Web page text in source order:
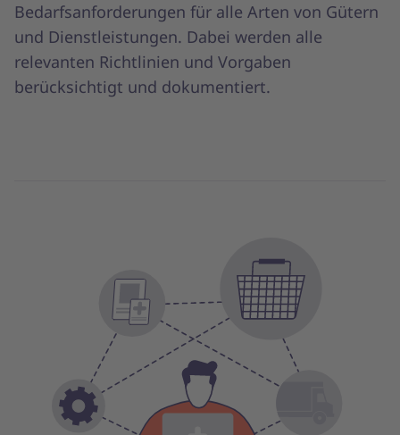
Bedarfsanforderungen für alle Arten von Gütern
und Dienstleistungen. Dabei werden alle
relevanten Richtlinien und Vorgaben
berücksichtigt und dokumentiert.